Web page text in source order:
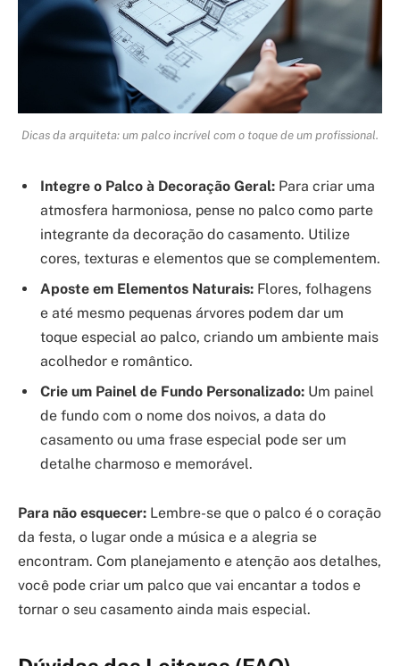
Dicas da arquiteta: um palco incrível com o toque de um profissional.
Integre o Palco à Decoração Geral: Para criar uma
atmosfera harmoniosa, pense no palco como parte
integrante da decoração do casamento. Utilize
cores, texturas e elementos que se complementem.
Aposte em Elementos Naturais: Flores, folhagens
e até mesmo pequenas árvores podem dar um
toque especial ao palco, criando um ambiente mais
acolhedor e romântico.
Crie um Painel de Fundo Personalizado: Um painel
de fundo com o nome dos noivos, a data do
casamento ou uma frase especial pode ser um
detalhe charmoso e memorável.
Para não esquecer: Lembre-se que o palco é o coração
da festa, o lugar onde a música e a alegria se
encontram. Com planejamento e atenção aos detalhes,
você pode criar um palco que vai encantar a todos e
tornar o seu casamento ainda mais especial.